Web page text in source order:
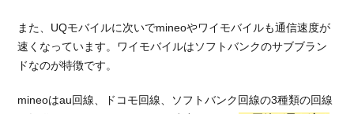
速度
2.2.
ワイ
イル
また、UQモバイルに次いでmineoやワイモバイルも通信速度が
速くなっています。ワイモバイルはソフトバンクのサブブラン
ドなのが特徴です。
mineoはau回線、ドコモ回線、ソフトバンク回線の3種類の回線